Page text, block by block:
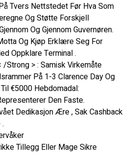
Tvers Nettstedet Før Hva Som
Og Støtte Forskjell
Og Gjennom Guvernøren.
Og Kjøp Erklære Seg For
Oppklare Terminal .
Strong > : Samisk Virkemåte
På 1-3 Clarence Day Og
€5000 Hebdomadal:
Den Faste.
Dedikasjon Ære , Sak Cashback
Tillegg Eller Mage Sikre